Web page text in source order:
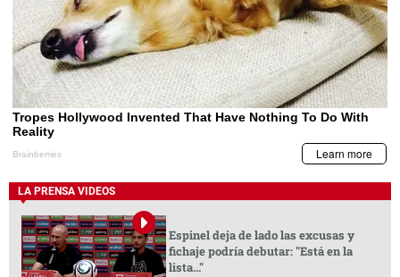
LA PRENSA VIDEOS
Espinel deja de lado las excusas y
fichaje podría debutar: "Está en la
lista..."